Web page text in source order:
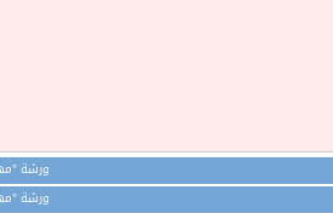
ورشة
ورشة